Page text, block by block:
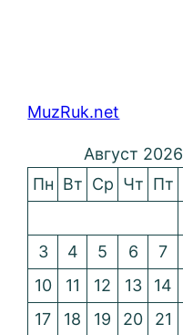
MuzRuk.net
Август 2026
Пн Вт Ср Чт Пт
3
4 5 6 7
10
11 12 13 14
17
18 19 20 21